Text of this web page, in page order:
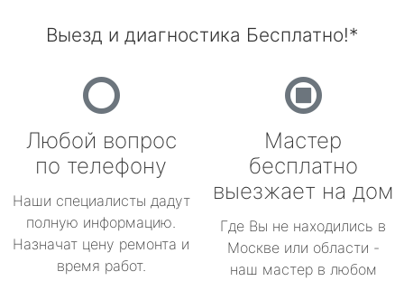
Выезд и диагностика Бесплатно!*
Любой вопрос
по телефону
Наши специалисты дадут
полную информацию.
Назначат цену ремонта и
время работ.
Мастер
бесплатно
выезжает на дом
Где Вы не находились в
Москве или области -
наш мастер в любом